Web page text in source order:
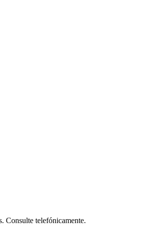
Consulte telefónicamente.